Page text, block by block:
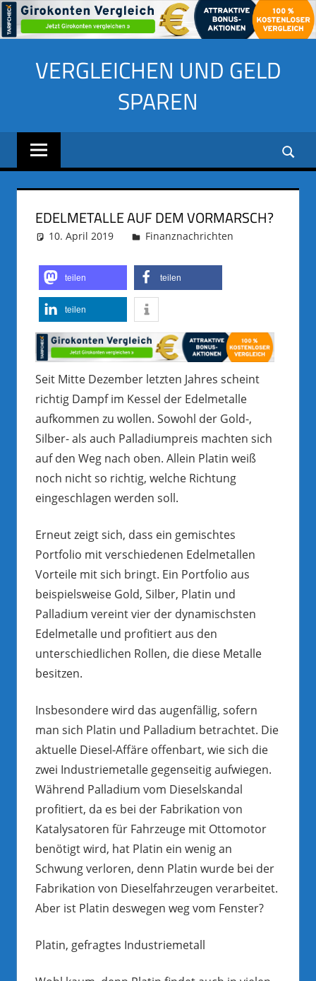
VERGLEICHEN UND GELD
SPAREN
EDELMETALLE AUF DEM VORMARSCH?
10. April 2019 adminus
Finanznachrichten
teilen teilen
teilen
Seit Mitte Dezember letzten Jahres scheint
richtig Dampf im Kessel der Edelmetalle
aufkommen zu wollen. Sowohl der Gold-,
Silber- als auch Palladiumpreis machten sich
auf den Weg nach oben. Allein Platin weiß
noch nicht so richtig, welche Richtung
eingeschlagen werden soll.
Erneut zeigt sich, dass ein gemischtes
Portfolio mit verschiedenen Edelmetallen
Vorteile mit sich bringt. Ein Portfolio aus
beispielsweise Gold, Silber, Platin und
Palladium vereint vier der dynamischsten
Edelmetalle und profitiert aus den
unterschiedlichen Rollen, die diese Metalle
besitzen.
Insbesondere wird das augenfällig, sofern
man sich Platin und Palladium betrachtet. Die
aktuelle Diesel-Affäre offenbart, wie sich die
zwei Industriemetalle gegenseitig aufwiegen.
Während Palladium vom Dieselskandal
profitiert, da es bei der Fabrikation von
Katalysatoren für Fahrzeuge mit Ottomotor
benötigt wird, hat Platin ein wenig an
Schwung verloren, denn Platin wurde bei der
Fabrikation von Dieselfahrzeugen verarbeitet.
Aber ist Platin deswegen weg vom Fenster?
Platin, gefragtes Industriemetall